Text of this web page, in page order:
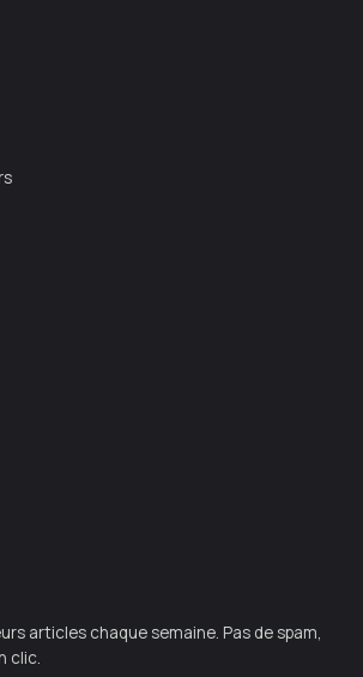
articles chaque semaine. Pas de spam,
clic.